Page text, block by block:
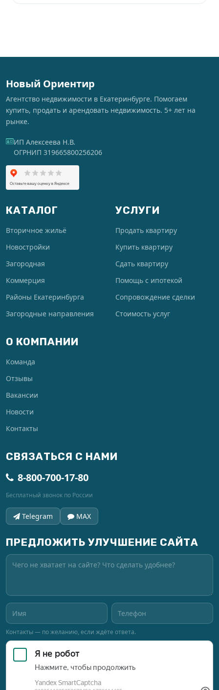
Новый Ориентир
Агентство недвижимости в Екатеринбурге. Помогаем
купить, продать и арендовать недвижимость. 5+ лет на
рынке.
ИП Алексеева Н.В.
ОГРНИП 319665800256206
КАТАЛОГ
Вторичное жильё
Новостройки
Загородная
Коммерция
Районы Екатеринбурга
Загородные направления
УСЛУГИ
Продать квартиру
Купить квартиру
Сдать квартиру
Помощь с ипотекой
Сопровождение сделки
Стоимость услуг
О КОМПАНИИ
Команда
Отзывы
Вакансии
Новости
Контакты
СВЯЗАТЬСЯ С НАМИ
8-800-700-17-80
Бесплатный звонок по России
Telegram MAX
ПРЕДЛОЖИТЬ УЛУЧШЕНИЕ САЙТА
Контакты — по желанию, если ждёте ответа.